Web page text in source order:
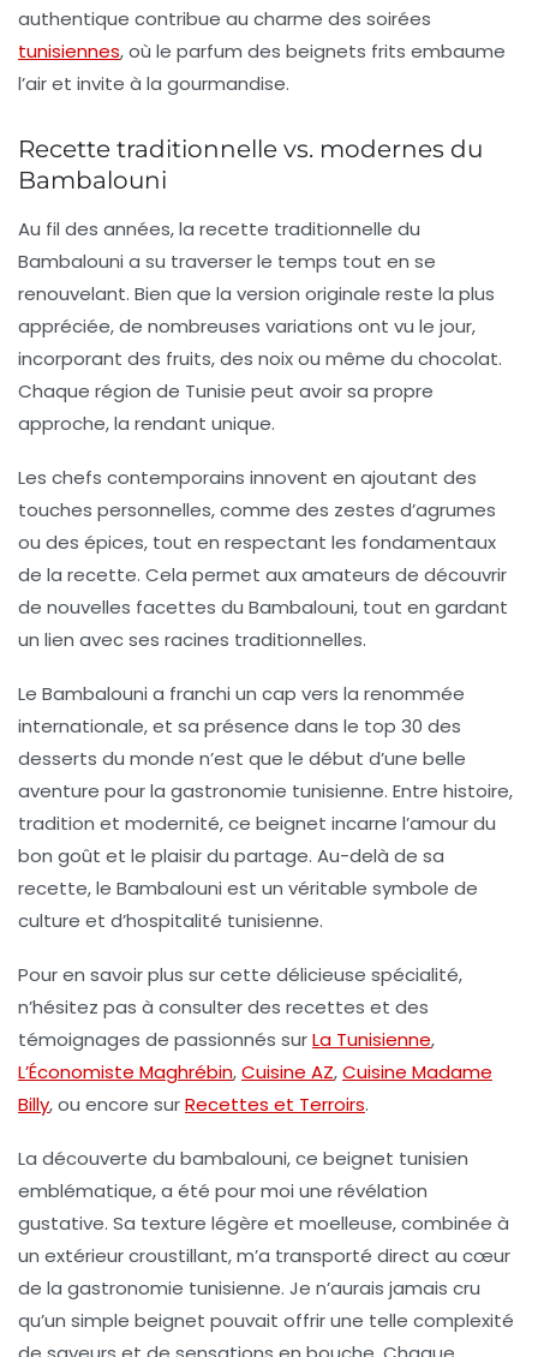
authentique contribue au charme des soirées
tunisiennes, où le parfum des beignets frits embaume
l’air et invite à la gourmandise.
Recette traditionnelle vs. modernes du
Bambalouni
Au fil des années, la recette traditionnelle du
Bambalouni a su traverser le temps tout en se
renouvelant. Bien que la version originale reste la plus
appréciée, de nombreuses variations ont vu le jour,
incorporant des fruits, des noix ou même du chocolat.
Chaque région de Tunisie peut avoir sa propre
approche, la rendant unique.
Les chefs contemporains innovent en ajoutant des
touches personnelles, comme des zestes d’agrumes
ou des épices, tout en respectant les fondamentaux
de la recette. Cela permet aux amateurs de découvrir
de nouvelles facettes du Bambalouni, tout en gardant
un lien avec ses racines traditionnelles.
Le Bambalouni a franchi un cap vers la renommée
internationale, et sa présence dans le top 30 des
desserts du monde n’est que le début d’une belle
aventure pour la gastronomie tunisienne. Entre histoire,
tradition et modernité, ce beignet incarne l’amour du
bon goût et le plaisir du partage. Au-delà de sa
recette, le Bambalouni est un véritable symbole de
culture et d’hospitalité tunisienne.
Pour en savoir plus sur cette délicieuse spécialité,
n’hésitez pas à consulter des recettes et des
témoignages de passionnés surLa Tunisienne,
L’Économiste Maghrébin,Cuisine AZ,Cuisine Madame
Billy, ou encore surRecettes et Terroirs.
La découverte du bambalouni, ce beignet tunisien
emblématique, a été pour moi une révélation
gustative. Sa texture légère et moelleuse, combinée à
un extérieur croustillant, m’a transporté direct au cœur
de la gastronomie tunisienne. Je n’aurais jamais cru
qu’un simple beignet pouvait offrir une telle complexité